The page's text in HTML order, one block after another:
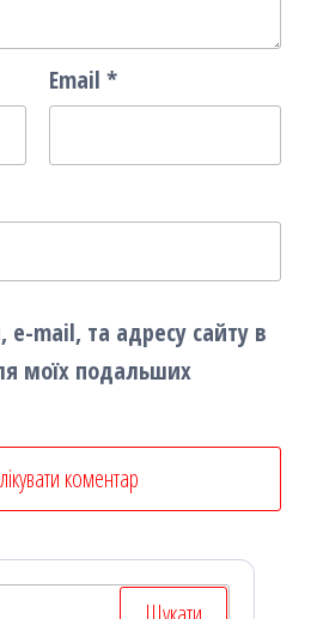
Email *
e-mail, та адресу сайту в
моїх подальших